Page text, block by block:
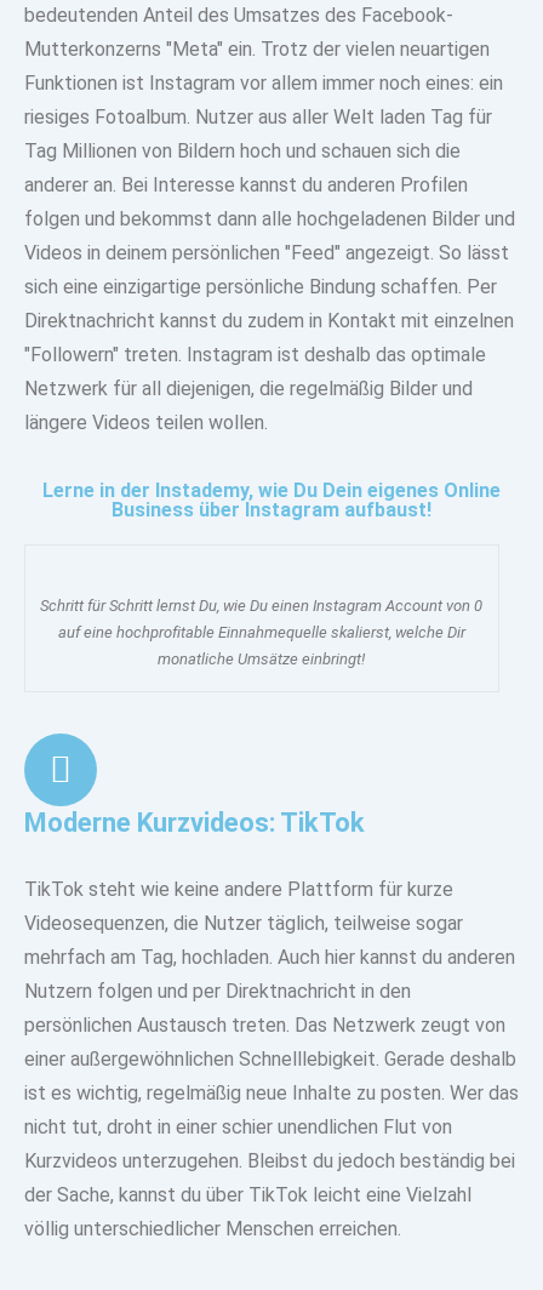
bedeutenden Anteil des Umsatzes des Facebook-
Mutterkonzerns "Meta" ein. Trotz der vielen neuartigen
Funktionen ist Instagram vor allem immer noch eines: ein
riesiges Fotoalbum. Nutzer aus aller Welt laden Tag für
Tag Millionen von Bildern hoch und schauen sich die
anderer an. Bei Interesse kannst du anderen Profilen
folgen und bekommst dann alle hochgeladenen Bilder und
Videos in deinem persönlichen "Feed" angezeigt. So lässt
sich eine einzigartige persönliche Bindung schaffen. Per
Direktnachricht kannst du zudem in Kontakt mit einzelnen
"Followern" treten. Instagram ist deshalb das optimale
Netzwerk für all diejenigen, die regelmäßig Bilder und
längere Videos teilen wollen.
Lerne in der Instademy, wie Du Dein eigenes Online
Business über Instagram aufbaust!
Schritt für Schritt lernst Du, wie Du einen Instagram Account von 0
auf eine hochprofitable Einnahmequelle skalierst, welche Dir
monatliche Umsätze einbringt!
Moderne Kurzvideos: TikTok
TikTok steht wie keine andere Plattform für kurze
Videosequenzen, die Nutzer täglich, teilweise sogar
mehrfach am Tag, hochladen. Auch hier kannst du anderen
Nutzern folgen und per Direktnachricht in den
persönlichen Austausch treten. Das Netzwerk zeugt von
einer außergewöhnlichen Schnelllebigkeit. Gerade deshalb
ist es wichtig, regelmäßig neue Inhalte zu posten. Wer das
nicht tut, droht in einer schier unendlichen Flut von
Kurzvideos unterzugehen. Bleibst du jedoch beständig bei
der Sache, kannst du über TikTok leicht eine Vielzahl
völlig unterschiedlicher Menschen erreichen.